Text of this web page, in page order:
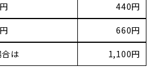
440円
660円
は 1,100円